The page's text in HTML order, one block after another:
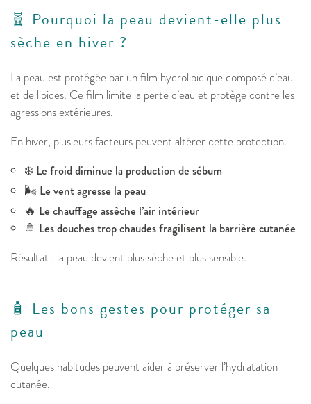
🧬 Pourquoi la peau devient-elle plus
sèche en hiver ?
La peau est protégée par un film hydrolipidique composé d’eau
et de lipides. Ce film limite la perte d’eau et protège contre les
agressions extérieures.
En hiver, plusieurs facteurs peuvent altérer cette protection.
❄️ Le froid diminue la production de sébum
🌬️ Le vent agresse la peau
🔥 Le chauffage assèche l’air intérieur
🚿 Les douches trop chaudes fragilisent la barrière cutanée
Résultat : la peau devient plus sèche et plus sensible.
🧴 Les bons gestes pour protéger sa
peau
Quelques habitudes peuvent aider à préserver l’hydratation
cutanée.